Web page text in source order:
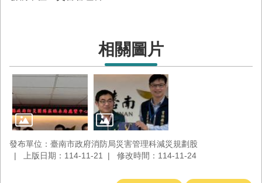
回
臺
南
市
政
府
網
站
相關圖片
發布單位：臺南市政府消防局災害管理科減災規劃股
上版日期：114-11-21
修改時間：114-11-24